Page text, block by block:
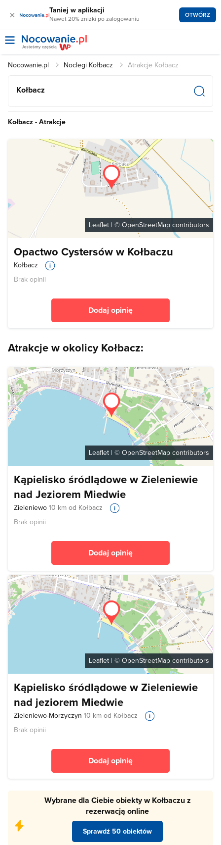
× Taniej w aplikacji
Nawet 20% zniżki po zalogowaniu OTWÓRZ
Nocowanie.pl Noclegi Kołbacz Atrakcje Kołbacz
Kołbacz
Kołbacz - Atrakcje
Leaflet | © OpenStreetMap contributors
Opactwo Cystersów w Kołbaczu
Kołbacz
Brak opinii
Dodaj opinię
Atrakcje w okolicy Kołbacz:
Leaflet | © OpenStreetMap contributors
Kąpielisko śródlądowe w Zieleniewie
nad Jeziorem Miedwie
Zieleniewo 10 km od Kołbacz
Brak opinii
Dodaj opinię
Leaflet | © OpenStreetMap contributors
Kąpielisko śródlądowe w Zieleniewie
nad jeziorem Miedwie
Zieleniewo-Morzyczyn 10 km od Kołbacz
Brak opinii
Dodaj opinię
Wybrane dla Ciebie obiekty w Kołbaczu z
rezerwacją online
Sprawdź 50 obiektów